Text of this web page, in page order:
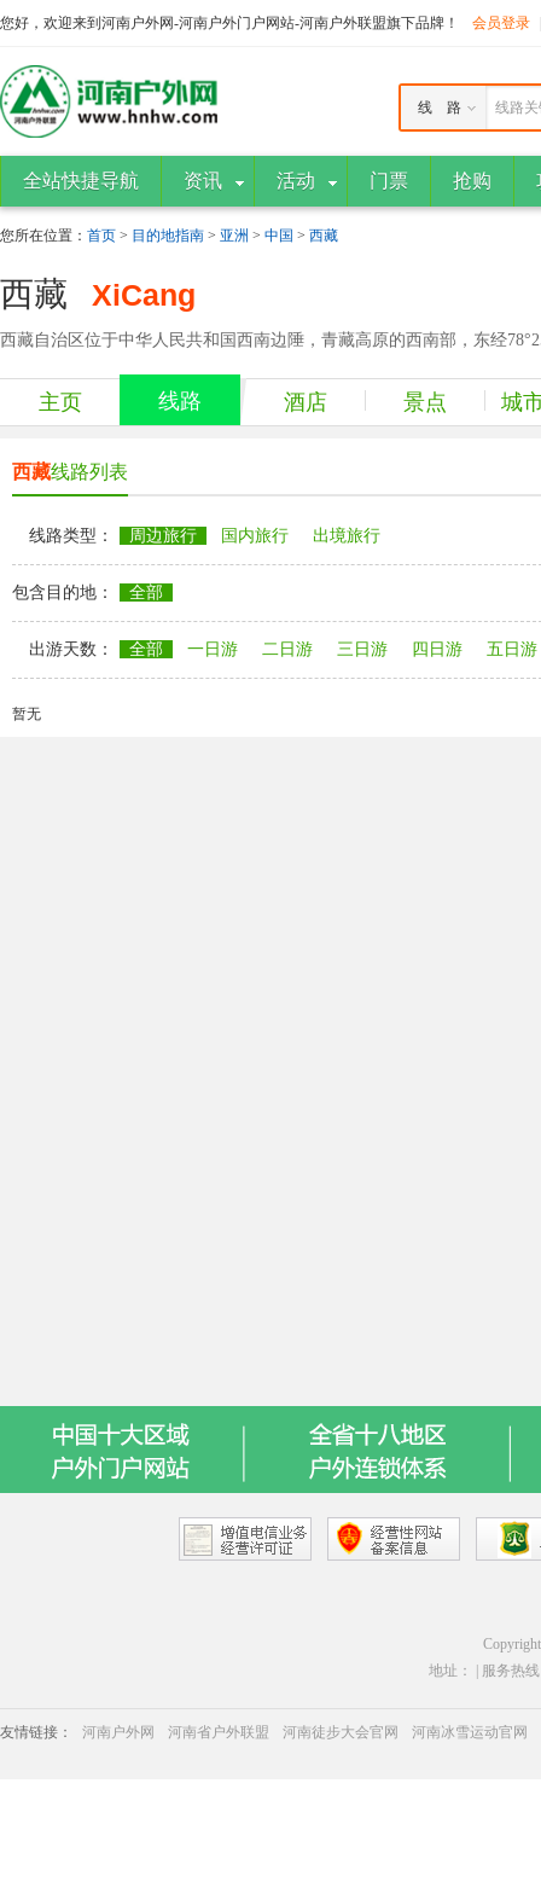
您好，欢迎来到河南户外网-河南户外门户网站-河南户外联盟旗下品牌！ 会员登录
线路
线 路
全站快捷导航 资讯 活动 门票 抢购
您所在位置： 首页 > 目的地指南 > 亚洲 > 中国 > 西藏
西藏 XiCang
西藏自治区位于中华人民共和国西南边陲，青藏高原的西南部，东经
主页 线路 酒店 景点 城
西藏线路列表
线路类型： 周边旅行 国内旅行 出境旅行
包含目的地： 全部
出游天数： 全部 一日游 二日游 三日游 四日游 五日游
暂无
地址： | 服务热线
友情链接： 河南户外网 河南省户外联盟 河南徒步大会官网 河南冰雪运动官网